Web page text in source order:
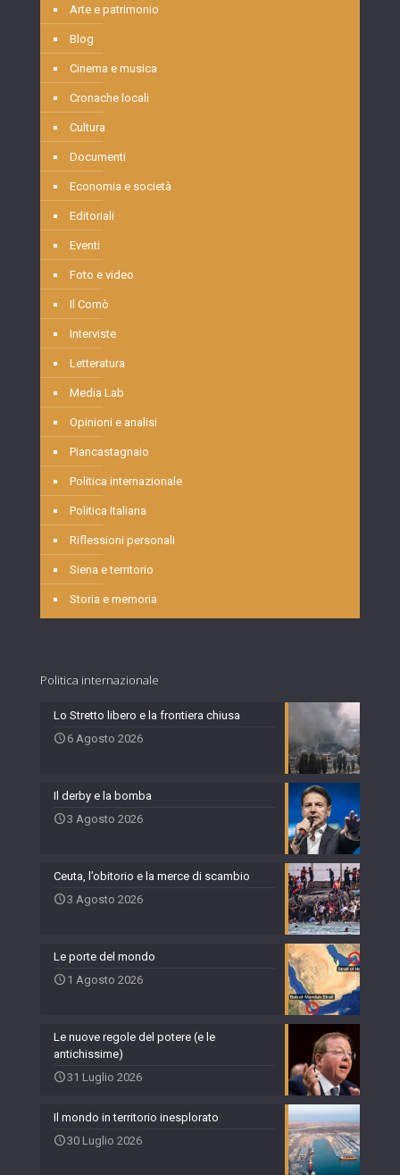
Arte e patrimonio
Blog
Cinema e musica
Cronache locali
Cultura
Documenti
Economia e società
Editoriali
Eventi
Foto e video
Il Comò
Interviste
Letteratura
Media Lab
Opinioni e analisi
Piancastagnaio
Politica internazionale
Politica Italiana
Riflessioni personali
Siena e territorio
Storia e memoria
Politica internazionale
Lo Stretto libero e la frontiera chiusa
6 Agosto 2026
Il derby e la bomba
3 Agosto 2026
Ceuta, l’obitorio e la merce di scambio
3 Agosto 2026
Le porte del mondo
1 Agosto 2026
Le nuove regole del potere (e le
antichissime)
31 Luglio 2026
Il mondo in territorio inesplorato
30 Luglio 2026